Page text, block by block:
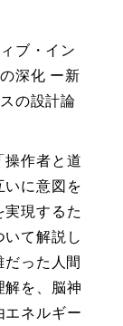
ブ・イン
深化 ー新
の設計論
作者と道
に意図を
現するた
て解説し
った人間
を、脳神
ネルギー